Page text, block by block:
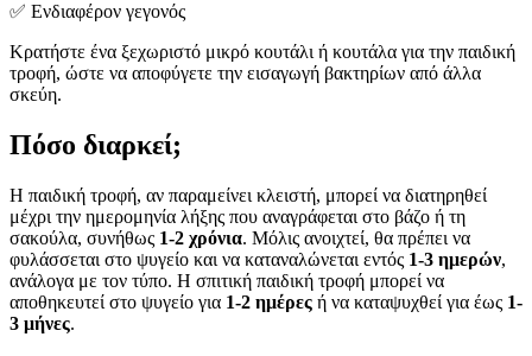
✅ Ενδιαφέρον γεγονός
Κρατήστε ένα ξεχωριστό μικρό κουτάλι ή κουτάλα για την παιδική
τροφή, ώστε να αποφύγετε την εισαγωγή βακτηρίων από άλλα
σκεύη.
Πόσο διαρκεί;
Η παιδική τροφή, αν παραμείνει κλειστή, μπορεί να διατηρηθεί
μέχρι την ημερομηνία λήξης που αναγράφεται στο βάζο ή τη
σακούλα, συνήθως 1-2 χρόνια. Μόλις ανοιχτεί, θα πρέπει να
φυλάσσεται στο ψυγείο και να καταναλώνεται εντός 1-3 ημερών,
ανάλογα με τον τύπο. Η σπιτική παιδική τροφή μπορεί να
αποθηκευτεί στο ψυγείο για 1-2 ημέρες ή να καταψυχθεί για έως 1-
3 μήνες.